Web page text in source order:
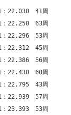
41周
63周
53周
1：22.312 45周
56周
22.430 60周
43周
22.939 57周
23.393 53周